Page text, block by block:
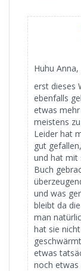
Huhu Anna,
erst dieses
ebenfalls
etwas
meistens
Leider hat
gut
und hat mit
Buch
und was
bleibt da
man
hat sie
etwas
noch etwas